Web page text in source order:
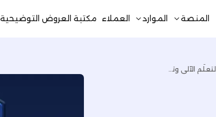
المنصة الموارد العملاء مكتبة العروض التوضيحية
أساليب التنبؤ المتقدمة بالمخزون: التعلُّم الآلي وتحليل السلاسل الزمنية